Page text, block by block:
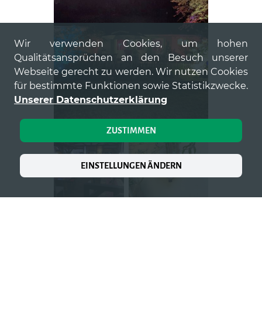
Wir verwenden Cookies, um hohen
Qualitätsansprüchen an den Besuch unserer
Webseite gerecht zu werden. Wir nutzen Cookies
für bestimmte Funktionen sowie Statistikzwecke.
Unserer Datenschutzerklärung
EINSTELLUNGEN ÄNDERN
ZUSTIMMEN